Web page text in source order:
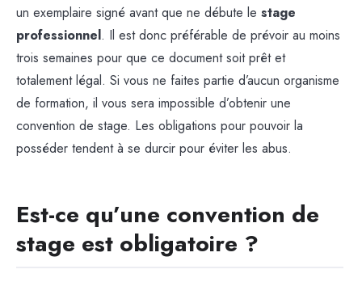
un exemplaire signé avant que ne débute le stage
professionnel. Il est donc préférable de prévoir au moins
trois semaines pour que ce document soit prêt et
totalement légal. Si vous ne faites partie d’aucun organisme
de formation, il vous sera impossible d’obtenir une
convention de stage. Les obligations pour pouvoir la
posséder tendent à se durcir pour éviter les abus.
Est-ce qu’une convention de
stage est obligatoire ?